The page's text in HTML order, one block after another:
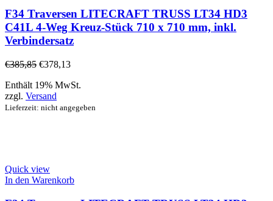
F34 Traversen LITECRAFT TRUSS LT34 HD3
C41L 4-Weg Kreuz-Stück 710 x 710 mm, inkl.
Verbindersatz
€385,85 €378,13
Enthält 19% MwSt.
zzgl. Versand
Lieferzeit: nicht angegeben
Quick view
In den Warenkorb